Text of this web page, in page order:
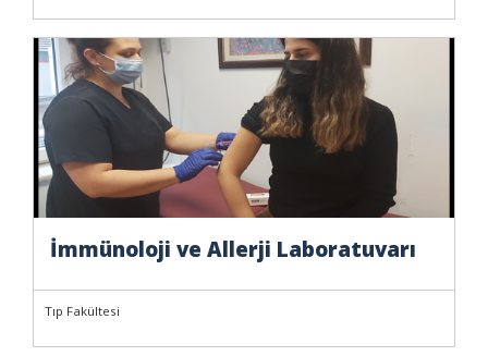
İmmünoloji ve Allerji Laboratuvarı
Tıp Fakültesi